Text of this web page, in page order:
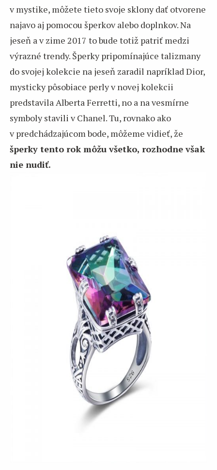
v mystike, môžete tieto svoje sklony dať otvorene
najavo aj pomocou šperkov alebo doplnkov. Na
jeseň a v zime 2017 to bude totiž patriť medzi
výrazné trendy. Šperky pripomínajúce talizmany
do svojej kolekcie na jeseň zaradil napríklad Dior,
mysticky pôsobiace perly v novej kolekcii
predstavila Alberta Ferretti, no a na vesmírne
symboly stavili v Chanel. Tu, rovnako ako
v predchádzajúcom bode, môžeme vidieť, že
šperky tento rok môžu všetko, rozhodne však
nie nudiť.